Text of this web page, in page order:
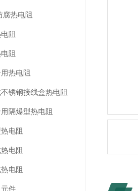
腐热电阻
阻
阻
热电阻
锈钢接线盒热电阻
隔爆型热电阻
电阻
电阻
电阻
件